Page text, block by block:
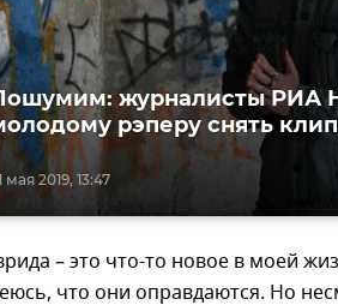
мая 2019, 13:47
журналисты РИА
рэперу снять клип
– это что-то новое в моей
что они оправдаются. Но